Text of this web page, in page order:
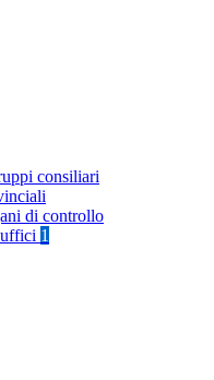
consiliari
di controllo
1